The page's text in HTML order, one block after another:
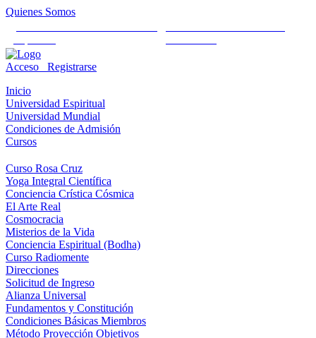
Quienes Somos
Acceso
Registrarse
Inicio
Universidad Espiritual
Universidad Mundial
Condiciones de Admisión
Cursos
Curso Rosa Cruz
Yoga Integral Científica
Conciencia Crística Cósmica
El Arte Real
Cosmocracia
Misterios de la Vida
Conciencia Espiritual (Bodha)
Curso Radiomente
Direcciones
Solicitud de Ingreso
Alianza Universal
Fundamentos y Constitución
Condiciones Básicas Miembros
Método Proyección Objetivos